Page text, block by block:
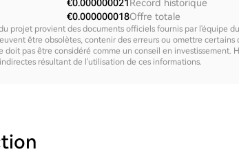
€0.000000021
€0.000000018
Record historique
Offre totale
projet provient des documents officiels fournis par l'équipe
être obsolètes, contenir des erreurs ou omettre
pas être considéré comme un conseil en investissement.
résultant de l'utilisation de ces informations.